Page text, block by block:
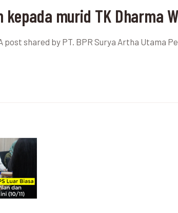
kepada murid TK Dharma
shared by PT. BPR Surya Artha Utama